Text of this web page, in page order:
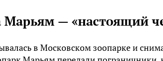
Марьям — «настоящий
в Московском зоопарке и